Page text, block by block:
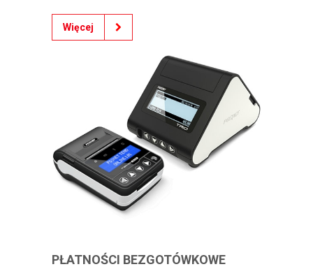
Więcej
PŁATNOŚCI BEZGOTÓWKOWE